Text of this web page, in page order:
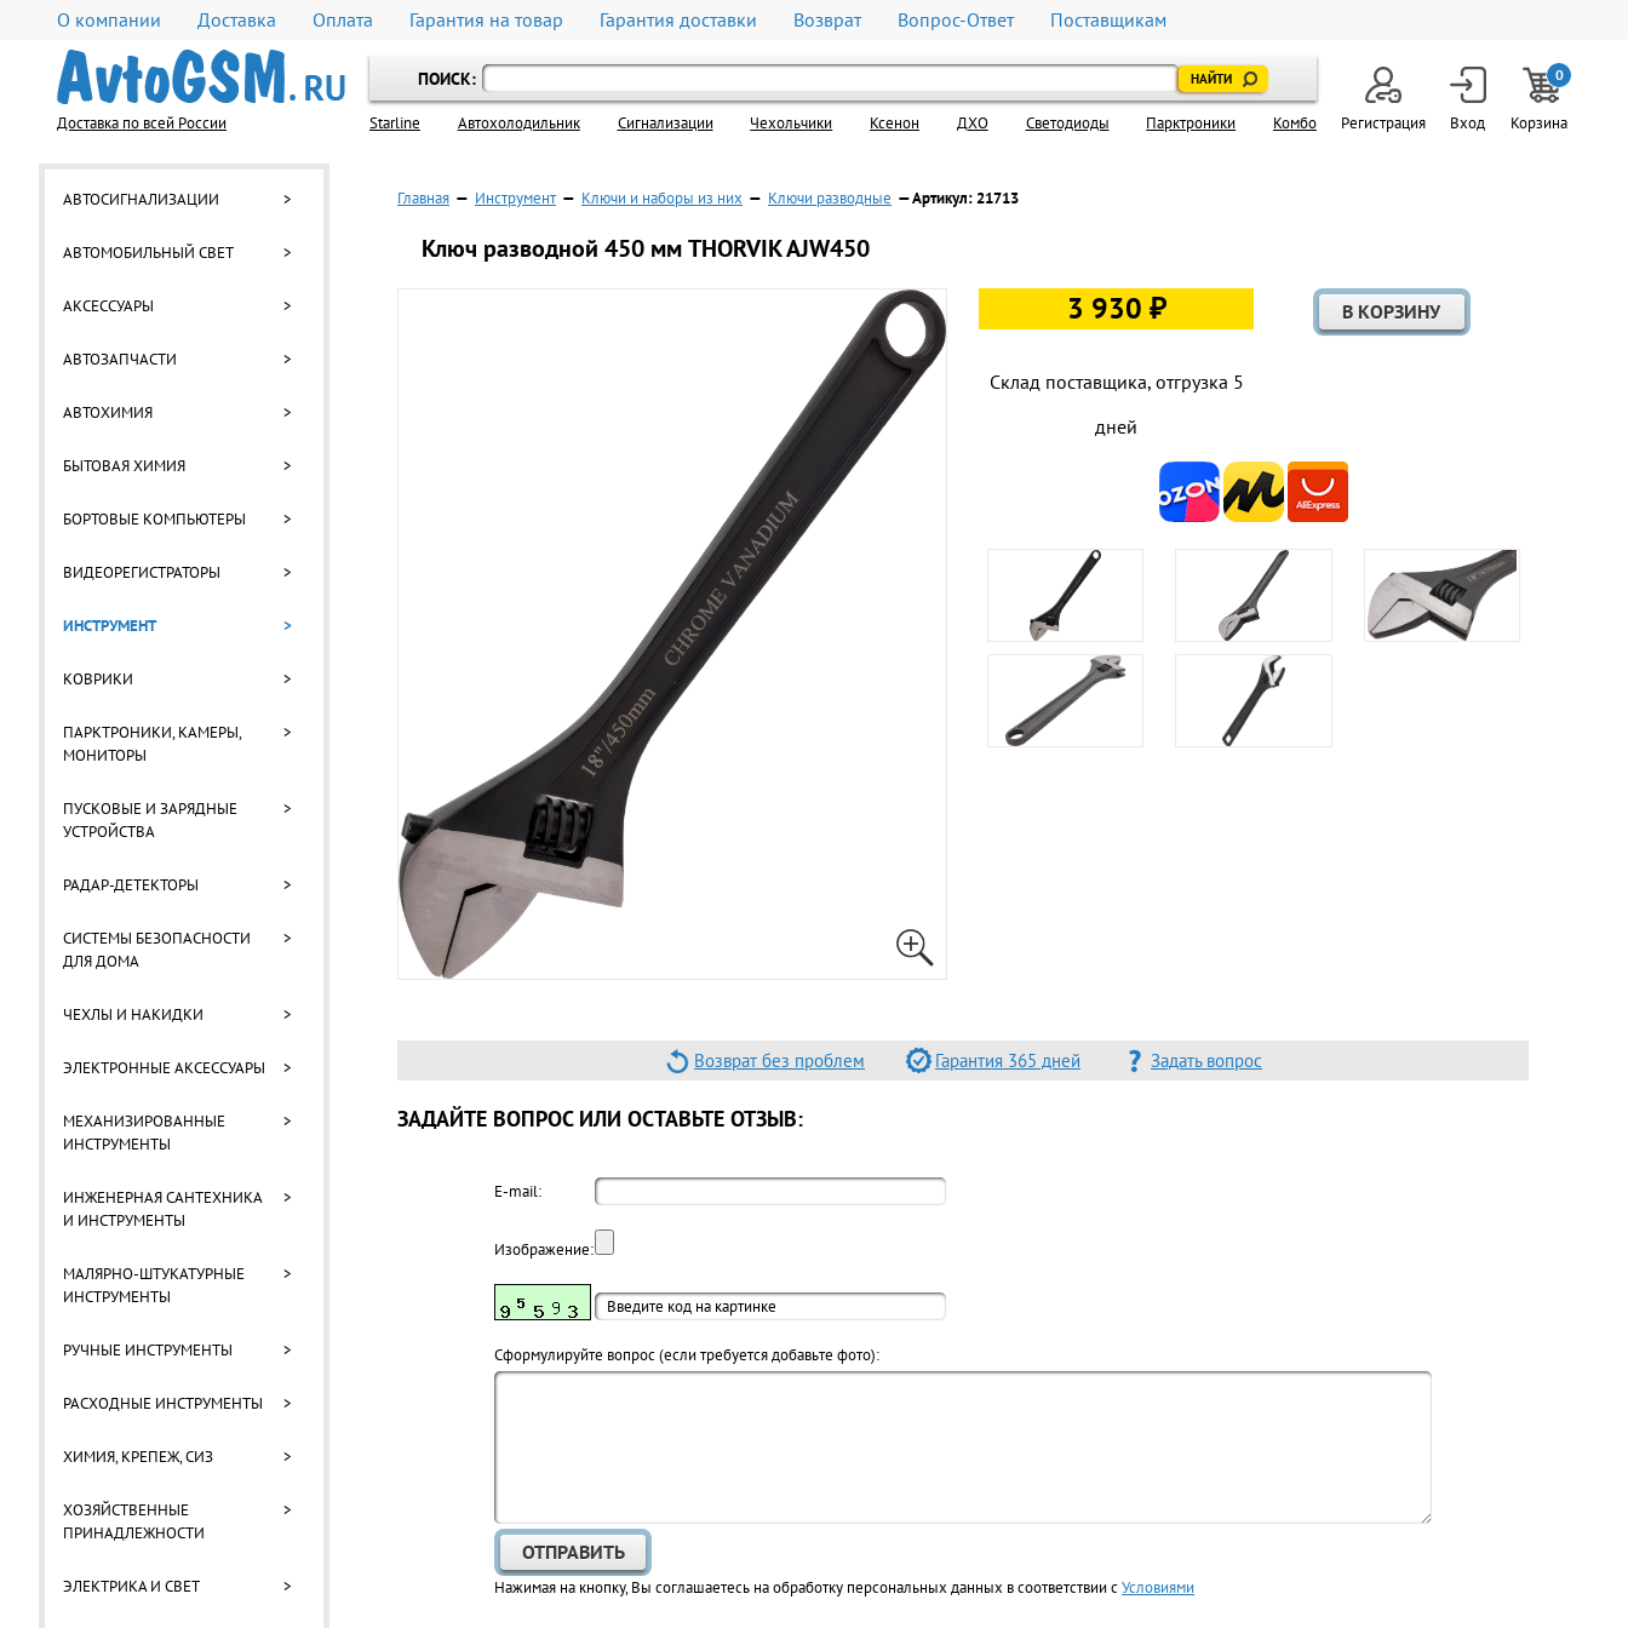
О компании Доставка Оплата Гарантия на товар Гарантия доставки Возврат Вопрос-Ответ Поставщикам
Доставка по всей России
ПОИСК:
Starline Автохолодильник Cигнализации Чехольчики Ксенон ДХО Светодиоды Парктроники Комбо Регистрация Вход
0
Корзина
АВТОСИГНАЛИЗАЦИИ >
АВТОМОБИЛЬНЫЙ СВЕТ >
АКСЕССУАРЫ >
АВТОЗАПЧАСТИ >
АВТОХИМИЯ >
БЫТОВАЯ ХИМИЯ >
БОРТОВЫЕ КОМПЬЮТЕРЫ >
ВИДЕОРЕГИСТРАТОРЫ >
ИНСТРУМЕНТ >
КОВРИКИ >
ПАРКТРОНИКИ, КАМЕРЫ,
МОНИТОРЫ
>
ПУСКОВЫЕ И ЗАРЯДНЫЕ
УСТРОЙСТВА
>
РАДАР-ДЕТЕКТОРЫ >
СИСТЕМЫ БЕЗОПАСНОСТИ
ДЛЯ ДОМА
>
ЧЕХЛЫ И НАКИДКИ >
ЭЛЕКТРОННЫЕ АКСЕССУАРЫ >
МЕХАНИЗИРОВАННЫЕ
ИНСТРУМЕНТЫ
>
ИНЖЕНЕРНАЯ САНТЕХНИКА
И ИНСТРУМЕНТЫ
>
МАЛЯРНО-ШТУКАТУРНЫЕ
ИНСТРУМЕНТЫ
>
РУЧНЫЕ ИНСТРУМЕНТЫ >
РАСХОДНЫЕ ИНСТРУМЕНТЫ >
ХИМИЯ, КРЕПЕЖ, СИЗ >
ХОЗЯЙСТВЕННЫЕ
ПРИНАДЛЕЖНОСТИ
>
ЭЛЕКТРИКА И СВЕТ >
Главная — Инструмент — Ключи и наборы из них — Ключи разводные — Артикул: 21713
Ключ разводной 450 мм THORVIK AJW450
3 930 ₽
Склад поставщика, отгрузка 5
дней
Возврат без проблем Гарантия 365 дней Задать вопрос
ЗАДАЙТЕ ВОПРОС ИЛИ ОСТАВЬТЕ ОТЗЫВ:
E-mail:
Изображение:
Cформулируйте вопрос (если требуется добавьте фото):
Нажимая на кнопку, Вы соглашаетесь на обработку персональных данных в соответствии сУсловиями